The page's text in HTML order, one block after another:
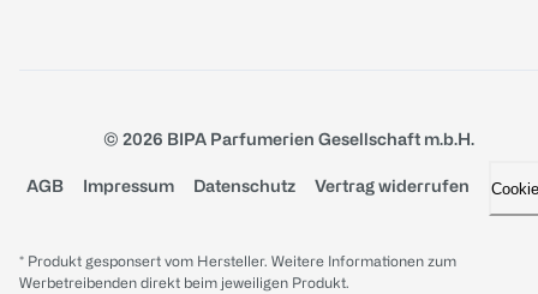
© 2026 BIPA Parfumerien Gesellschaft m.b.H.
AGB Impressum Datenschutz Vertrag widerrufen
* Produkt gesponsert vom Hersteller. Weitere Informationen zum
Werbetreibenden direkt beim jeweiligen Produkt.